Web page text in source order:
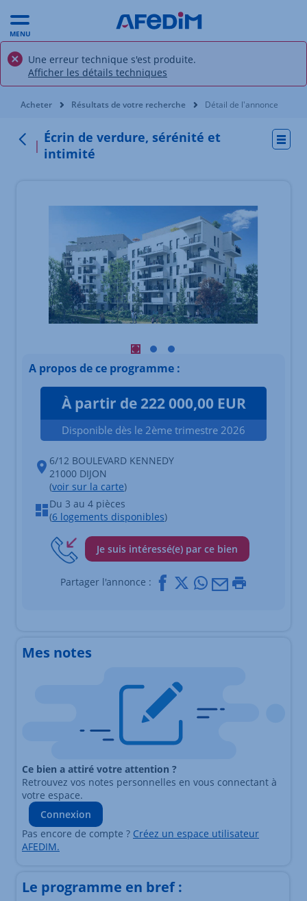
MENU
Une erreur technique s'est produite.
Afficher les détails techniques
Vous êtes ici:
Acheter Résultats de votre recherche Détail de l'annonce
Retour
Écrin de verdure, sérénité et
intimité
Visuel principal mobile Afficher
Visuel principal mobile Afficher
Visuel principal mobile
A propos de ce programme :
À partir de 222 000,00 EUR
Disponible dès le 2ème trimestre 2026
6/12 BOULEVARD KENNEDY
21000 DIJON
(voir sur la carte)
Du 3 au 4 pièces
(6 logements disponibles)
Je suis intéressé(e) par ce bien
Partager l'annonce : Facebook
X Whatsapp
Mail
Mes notes
Ce bien a attiré votre attention ?
Retrouvez vos notes personnelles en vous connectant à
votre espace.
Connexion
Pas encore de compte ? Créez un espace utilisateur
AFEDIM.
Le programme en bref :